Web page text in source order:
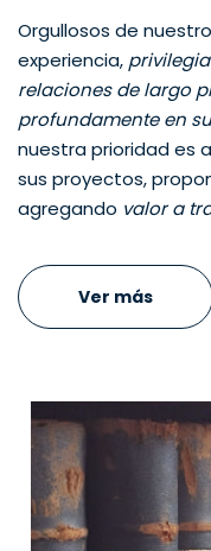
Orgullosos de
experiencia,
relaciones de largo
profundamente en
nuestra prioridad es
sus proyectos,
agregando valor a
Ver más